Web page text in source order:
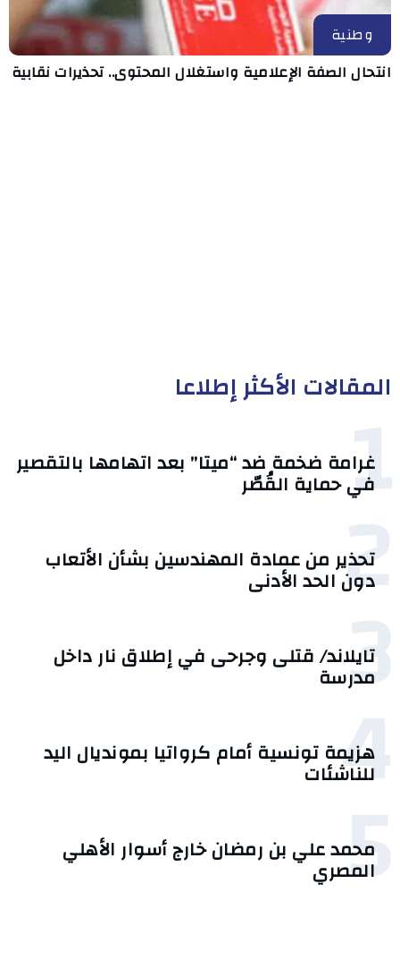
وطنية
انتحال الصفة الإعلامية واستغلال المحتوى.. تحذيرات نقابية
المقالات الأكثر إطلاعا
1
غرامة ضخمة ضد “ميتا” بعد اتهامها بالتقصير
في حماية القُصّر
2
تحذير من عمادة المهندسين بشأن الأتعاب
دون الحد الأدنى
3
تايلاند/ قتلى وجرحى في إطلاق نار داخل
مدرسة
4
هزيمة تونسية أمام كرواتيا بمونديال اليد
للناشئات
5
محمد علي بن رمضان خارج أسوار الأهلي
المصري